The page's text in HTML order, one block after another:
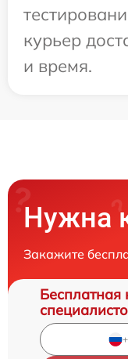
курьер
и время.
Нужна
Закажите
Бесплатная